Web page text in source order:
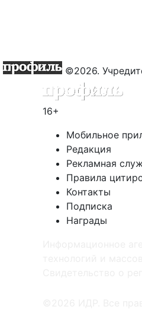
©2026.
16+
Мобильное
Редакция
Рекламная
Правила
Контакты
Подписка
Награды